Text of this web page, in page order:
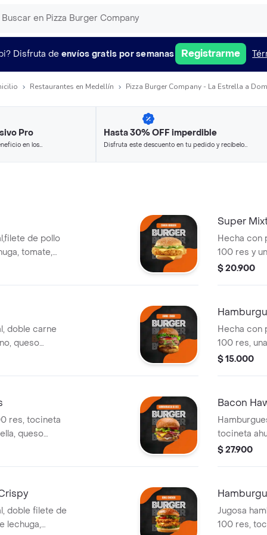
Disfruta de envíos gratis por semanas Registrarme
Restaurantes en Medellín Pizza Burger Company - La Estrella a
Pro
en los
Hasta 30% OFF imperdible
Disfruta este descuento en tu pedido y recíbelo
de pollo
tomate,
ahumada,
Super
Hecha con
100 res y
apanado,
casa,
$ 20.900
doble carne
queso
cebolla, salsa
Hecha con
100 res,
cebolla
$ 15.000
res, tocineta
queso
sobre una
Bacon
tocineta
queso
$ 27.900
doble filete de
lechuga,
Jugosa
100 res,